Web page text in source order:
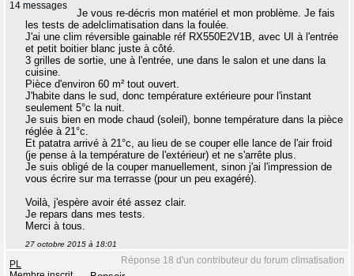
14 messages
Je vous re-décris mon matériel et mon problème. Je fais
les tests de adelclimatisation dans la foulée.
J'ai une clim réversible gainable réf RX550E2V1B, avec UI à l'entrée
et petit boitier blanc juste à côté.
3 grilles de sortie, une à l'entrée, une dans le salon et une dans la
cuisine.
Pièce d'environ 60 m² tout ouvert.
J'habite dans le sud, donc température extérieure pour l'instant
seulement 5°c la nuit.
Je suis bien en mode chaud (soleil), bonne température dans la pièce
réglée à 21°c.
Et patatra arrivé à 21°c, au lieu de se couper elle lance de l'air froid
(je pense à la température de l'extérieur) et ne s'arrête plus.
Je suis obligé de la couper manuellement, sinon j'ai l'impression de
vous écrire sur ma terrasse (pour un peu exagéré).
Voilà, j'espère avoir été assez clair.
Je repars dans mes tests.
Merci à tous.
27 octobre 2015 à 18:01
Réponse 18 d'un contributeur du forum climatisation
PL